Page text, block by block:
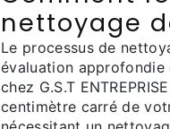
nettoyage
Le processus de
évaluation
chez G.S.T
centimètre carré de